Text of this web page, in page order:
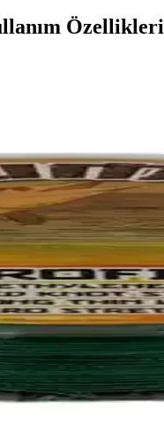
Özellikleri